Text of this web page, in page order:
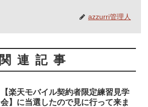
azzurri管理人
関連記事
【楽天モバイル契約者限定練習見学
会】に当選したので見に行って来ま